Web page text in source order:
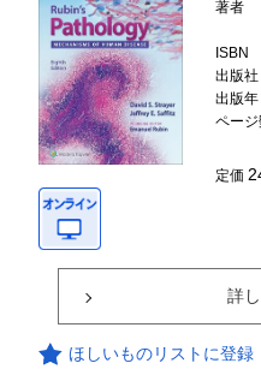
著者
ISBN
出版社
出版年
ペー
定価
詳
ほしいものリストに登録